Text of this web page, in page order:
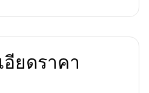
อียดราคา